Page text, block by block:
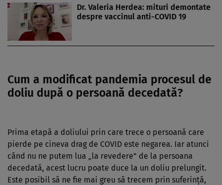
Dr. Valeria Herdea: mituri demontate
despre vaccinul anti-COVID 19
Cum a modificat pandemia procesul de
doliu după o persoană decedată?
Prima etapă a doliului prin care trece o persoană care
pierde pe cineva drag de COVID este negarea. Iar atunci
când nu ne putem lua „la revedere” de la persoana
decedată, acest lucru poate duce la un doliu prelungit.
Este posibil să ne fie mai greu să trecem prin suferință,